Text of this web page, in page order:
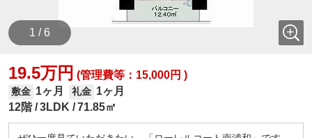
1 / 6
19.5万円 (管理費等：15,000円 )
敷金 1ヶ月 礼金 1ヶ月
12階 3LDK 71.85㎡